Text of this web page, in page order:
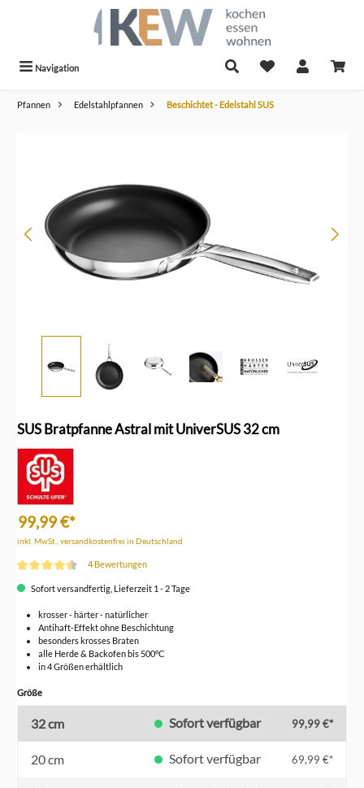
Navigation
Pfannen Edelstahlpfannen Beschichtet - Edelstahl SUS
SUS Bratpfanne Astral mit UniverSUS 32 cm
99,99 €*
inkl. MwSt., versandkostenfrei in Deutschland
4 Bewertungen
Sofort versandfertig, Lieferzeit 1 - 2 Tage
krosser - härter - natürlicher
Antihaft-Effekt ohne Beschichtung
besonders krosses Braten
alle Herde & Backofen bis 500°C
in 4 Größen erhältlich
Größeauswählen
32 cm Sofort verfügbar 99,99 €*
20 cm Sofort verfügbar 69,99 €*